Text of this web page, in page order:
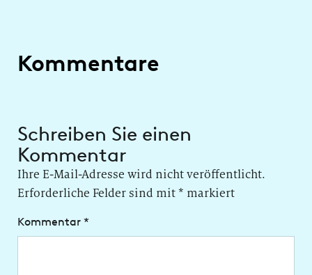
Kommentare
Schreiben Sie einen
Kommentar
Ihre E-Mail-Adresse wird nicht veröffentlicht.
Erforderliche Felder sind mit* markiert
Kommentar *